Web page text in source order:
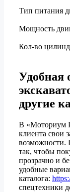
Тип питания
Мощность
Кол-во
Удобная
другие
В «Моториум
клиента свои
возможности.
так, чтобы
прозрачно и
удобные
каталога:
спецтехники